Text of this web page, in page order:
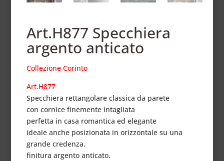
Art.H877 Specchiera
argento anticato
Collezione Corinto
Art.H877
Specchiera rettangolare classica da parete
con cornice finemente intagliata
perfetta in casa romantica ed elegante
ideale anche posizionata in orizzontale su una
grande credenza.
finitura argento anticato.